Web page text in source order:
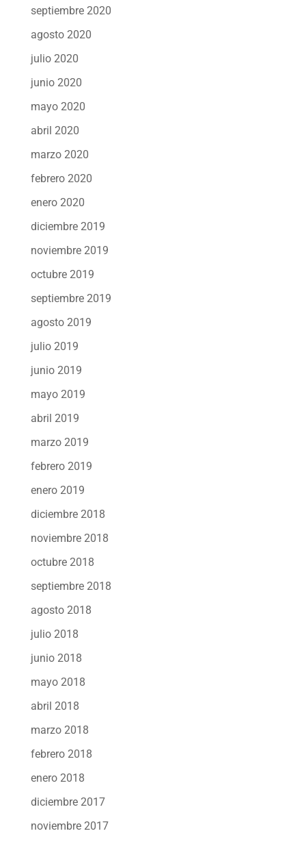
septiembre 2020
agosto 2020
julio 2020
junio 2020
mayo 2020
abril 2020
marzo 2020
febrero 2020
enero 2020
diciembre 2019
noviembre 2019
octubre 2019
septiembre 2019
agosto 2019
julio 2019
junio 2019
mayo 2019
abril 2019
marzo 2019
febrero 2019
enero 2019
diciembre 2018
noviembre 2018
octubre 2018
septiembre 2018
agosto 2018
julio 2018
junio 2018
mayo 2018
abril 2018
marzo 2018
febrero 2018
enero 2018
diciembre 2017
noviembre 2017